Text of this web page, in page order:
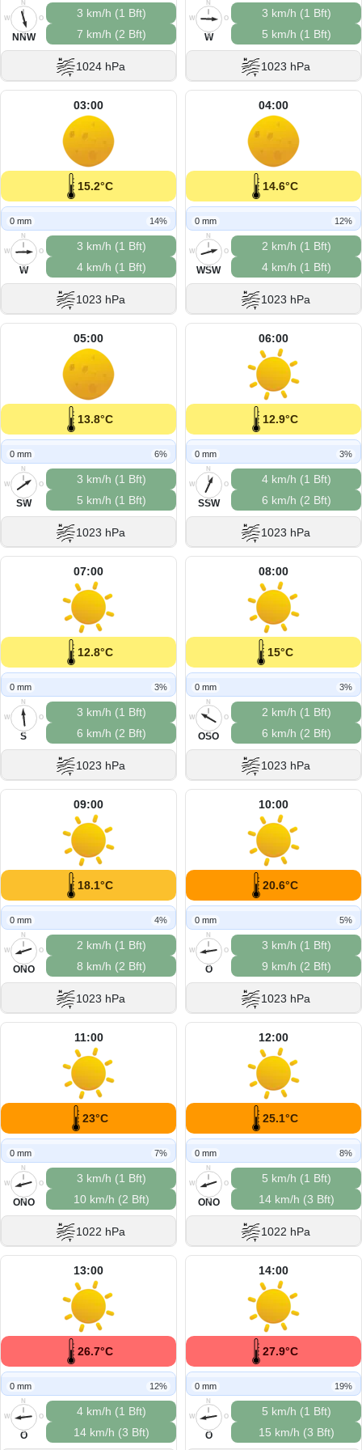
N
O
S
W
NNW
3 km/h (1 Bft)
7 km/h (2 Bft)
1024 hPa
N
O
S
W
W
3 km/h (1 Bft)
5 km/h (1 Bft)
1023 hPa
03:00
15.2°C
0 mm 14%
N
O
S
W
W
3 km/h (1 Bft)
4 km/h (1 Bft)
1023 hPa
04:00
14.6°C
0 mm 12%
N
O
S
W
WSW
2 km/h (1 Bft)
4 km/h (1 Bft)
1023 hPa
05:00
13.8°C
0 mm 6%
N
O
S
W
SW
3 km/h (1 Bft)
5 km/h (1 Bft)
1023 hPa
06:00
12.9°C
0 mm 3%
N
O
S
W
SSW
4 km/h (1 Bft)
6 km/h (2 Bft)
1023 hPa
07:00
12.8°C
0 mm 3%
N
O
S
W
S
3 km/h (1 Bft)
6 km/h (2 Bft)
1023 hPa
08:00
15°C
0 mm 3%
N
O
S
W
OSO
2 km/h (1 Bft)
6 km/h (2 Bft)
1023 hPa
09:00
18.1°C
0 mm 4%
N
O
S
W
ONO
2 km/h (1 Bft)
8 km/h (2 Bft)
1023 hPa
10:00
20.6°C
0 mm 5%
N
O
S
W
O
3 km/h (1 Bft)
9 km/h (2 Bft)
1023 hPa
11:00
23°C
0 mm 7%
N
O
S
W
ONO
3 km/h (1 Bft)
10 km/h (2 Bft)
1022 hPa
12:00
25.1°C
0 mm 8%
N
O
S
W
ONO
5 km/h (1 Bft)
14 km/h (3 Bft)
1022 hPa
13:00
26.7°C
0 mm 12%
N
O
S
W
O
4 km/h (1 Bft)
14 km/h (3 Bft)
14:00
27.9°C
0 mm 19%
N
O
S
W
O
5 km/h (1 Bft)
15 km/h (3 Bft)